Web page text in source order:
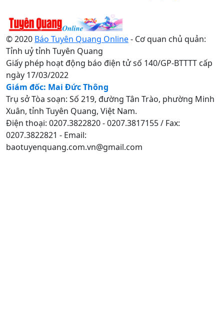
© 2020 Báo Tuyên Quang Online- Cơ quan chủ quản:
Tỉnh uỷ tỉnh Tuyên Quang
Giấy phép hoạt động báo điện tử số 140/GP-BTTTT cấp
ngày 17/03/2022
Giám đốc: Mai Đức Thông
Trụ sở Tòa soạn: Số 219, đường Tân Trào, phường Minh
Xuân, tỉnh Tuyên Quang, Việt Nam.
Điện thoại: 0207.3822820 - 0207.3817155 / Fax:
0207.3822821 - Email:
baotuyenquang.com.vn@gmail.com